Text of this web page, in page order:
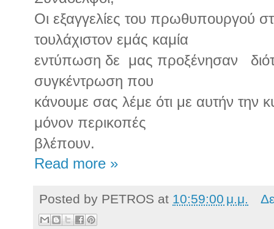
Οι εξαγγελίες του πρωθυπουργού
τουλάχιστον εμάς καμία
εντύπωση δε μας προξένησαν
συγκέντρωση που
κάνουμε σας λέμε ότι με αυτήν την
μόνον περικοπές
βλέπουν.
Read more »
Posted by PETROS at 10:59:00 μ.μ.